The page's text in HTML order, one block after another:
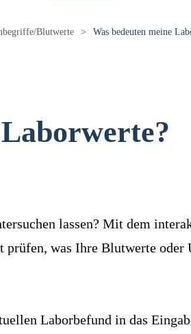
Blutwerte Was bedeuten meine
lassen? Mit dem
was Ihre Blutwerte
Laborbefund in das